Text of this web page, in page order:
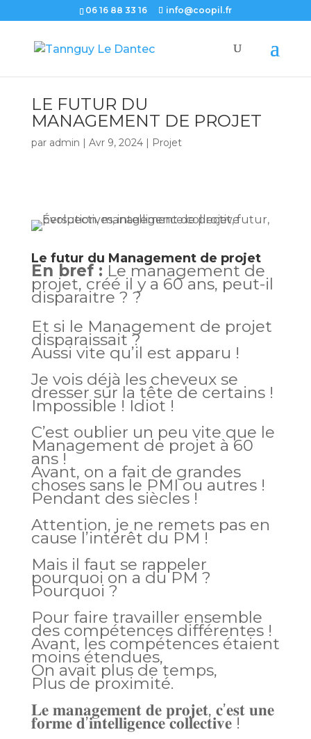
06 16 88 33 16 info@coopil.fr
LE FUTUR DU
MANAGEMENT DE PROJET
par admin | Avr 9, 2024| Projet
Le futur du Management de projet
En bref : Le management de
projet, créé il y a 60 ans, peut-il
disparaitre ? ?
Et si le Management de projet
disparaissait ?
Aussi vite qu’il est apparu !
Je vois déjà les cheveux se
dresser sur la tête de certains !
Impossible ! Idiot !
C’est oublier un peu vite que le
Management de projet à 60
ans !
Avant, on a fait de grandes
choses sans le PMI ou autres !
Pendant des siècles !
Attention, je ne remets pas en
cause l’intérêt du PM !
Mais il faut se rappeler
pourquoi on a du PM ?
Pourquoi ?
Pour faire travailler ensemble
des compétences différentes !
Avant, les compétences étaient
moins étendues,
On avait plus de temps,
Plus de proximité.
𝐋𝐞 𝐦𝐚𝐧𝐚𝐠𝐞𝐦𝐞𝐧𝐭 𝐝𝐞 𝐩𝐫𝐨𝐣𝐞𝐭, 𝐜’𝐞𝐬𝐭 𝐮𝐧𝐞
𝐟𝐨𝐫𝐦𝐞 𝐝’𝐢𝐧𝐭𝐞𝐥𝐥𝐢𝐠𝐞𝐧𝐜𝐞 𝐜𝐨𝐥𝐥𝐞𝐜𝐭𝐢𝐯𝐞 !